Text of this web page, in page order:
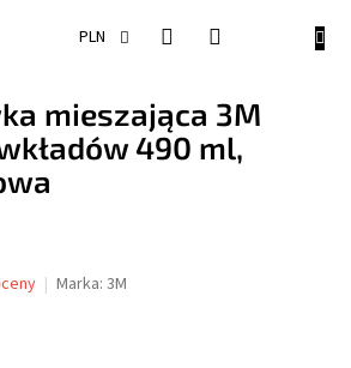
PLN
mieszająca 3M
490 ml,
Marka: 3M